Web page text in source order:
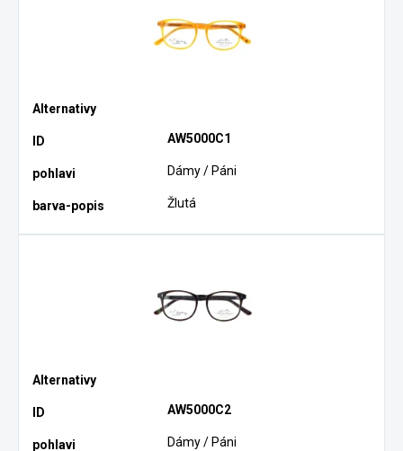
AW5000C1
Dámy / Páni
Žlutá
AW5000C2
Dámy / Páni